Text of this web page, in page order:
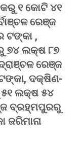
୧ କୋଟି ୪୧
ରେଞ୍ଜ
ଟଙ୍କା ,
୭୪ ଲକ୍ଷ ୮୭
ରେଞ୍ଜ
ଦକ୍ଷିଣ-
ଲକ୍ଷ ୫୪
ବ୍ରହ୍ମପୁରରୁ